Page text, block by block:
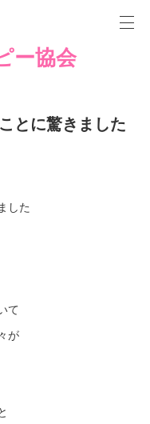
ー協会
とに驚きました
した
て
が